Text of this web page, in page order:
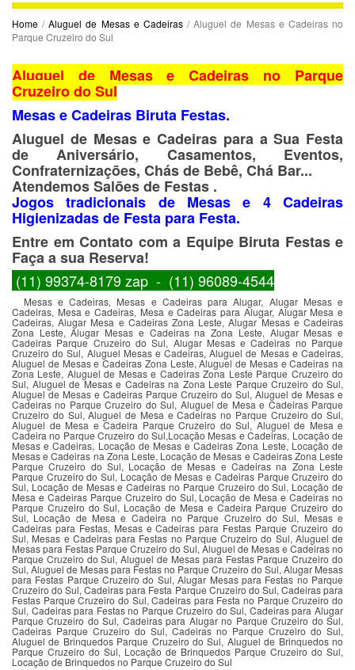
Home /Aluguel de Mesas e Cadeiras/ Aluguel de Mesas e Cadeiras no
Parque Cruzeiro do Sul
Aluguel de Mesas e Cadeiras no Parque
Cruzeiro do Sul
Mesas e Cadeiras Biruta Festas.
Aluguel de Mesas e Cadeiras para a Sua Festa
de Aniversário, Casamentos, Eventos,
Confraternizações, Chás de Bebê, Chá Bar...
Atendemos Salões de Festas .
Jogos tradicionais de Mesas e 4 Cadeiras
Higienizadas de Festa para Festa.
Entre em Contato com a Equipe Biruta Festas e
Faça a sua Reserva!
(11) 99374-8179 zap - (11) 96089-4544
Mesas e Cadeiras, Mesas e Cadeiras para Alugar, Alugar Mesas e
Cadeiras, Mesa e Cadeiras, Mesa e Cadeiras para Alugar, Alugar Mesa e
Cadeiras, Alugar Mesa e Cadeiras Zona Leste, Alugar Mesas e Cadeiras
Zona Leste, Alugar Mesas e Cadeiras na Zona Leste, Alugar Mesas e
Cadeiras Parque Cruzeiro do Sul, Alugar Mesas e Cadeiras no Parque
Cruzeiro do Sul, Aluguel Mesas e Cadeiras, Aluguel de Mesas e Cadeiras,
Aluguel de Mesas e Cadeiras Zona Leste, Aluguel de Mesas e Cadeiras na
Zona Leste, Aluguel de Mesas e Cadeiras Zona Leste Parque Cruzeiro do
Sul, Aluguel de Mesas e Cadeiras na Zona Leste Parque Cruzeiro do Sul,
Aluguel de Mesas e Cadeiras Parque Cruzeiro do Sul, Aluguel de Mesas e
Cadeiras no Parque Cruzeiro do Sul, Aluguel de Mesa e Cadeiras Parque
Cruzeiro do Sul, Aluguel de Mesa e Cadeiras no Parque Cruzeiro do Sul,
Aluguel de Mesa e Cadeira Parque Cruzeiro do Sul, Aluguel de Mesa e
Cadeira no Parque Cruzeiro do Sul,Locação Mesas e Cadeiras, Locação de
Mesas e Cadeiras, Locação de Mesas e Cadeiras Zona Leste, Locação de
Mesas e Cadeiras na Zona Leste, Locação de Mesas e Cadeiras Zona Leste
Parque Cruzeiro do Sul, Locação de Mesas e Cadeiras na Zona Leste
Parque Cruzeiro do Sul, Locação de Mesas e Cadeiras Parque Cruzeiro do
Sul, Locação de Mesas e Cadeiras no Parque Cruzeiro do Sul, Locação de
Mesa e Cadeiras Parque Cruzeiro do Sul, Locação de Mesa e Cadeiras no
Parque Cruzeiro do Sul, Locação de Mesa e Cadeira Parque Cruzeiro do
Sul, Locação de Mesa e Cadeira no Parque Cruzeiro do Sul, Mesas e
Cadeiras para Festas, Mesas e Cadeiras para Festas Parque Cruzeiro do
Sul, Mesas e Cadeiras para Festas no Parque Cruzeiro do Sul, Aluguel de
Mesas para Festas Parque Cruzeiro do Sul, Aluguel de Mesas e Cadeiras no
Parque Cruzeiro do Sul, Aluguel de Mesas para Festas Parque Cruzeiro do
Sul, Aluguel de Mesas para Festas no Parque Cruzeiro do Sul, Alugar Mesas
para Festas Parque Cruzeiro do Sul, Alugar Mesas para Festas no Parque
Cruzeiro do Sul, Cadeiras para Festa Parque Cruzeiro do Sul, Cadeiras para
Festas Parque Cruzeiro do Sul, Cadeiras para Festa no Parque Cruzeiro do
Sul, Cadeiras para Festas no Parque Cruzeiro do Sul, Cadeiras para Alugar
Parque Cruzeiro do Sul, Cadeiras para Alugar no Parque Cruzeiro do Sul,
Cadeiras Parque Cruzeiro do Sul, Cadeiras no Parque Cruzeiro do Sul,
Aluguel de Brinquedos Parque Cruzeiro do Sul, Aluguel de Brinquedos no
Parque Cruzeiro do Sul, Locação de Brinquedos Parque Cruzeiro do Sul,
Locação de Brinquedos no Parque Cruzeiro do Sul